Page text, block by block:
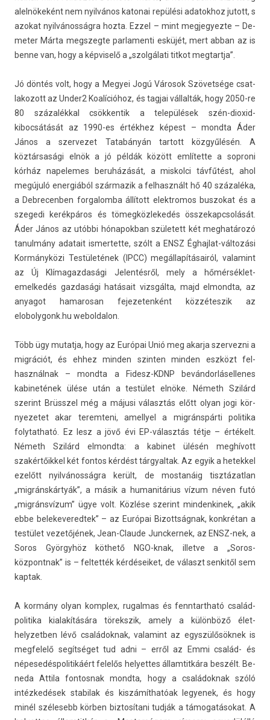
alelnökeként nem nyilvános katonai repülési adatok­hoz jutott, s
azokat nyilvánosságra hozta. Ezzel – mint meg­jegyez­te – De­
met­er Márta megszeg­te par­lamen­ti esküjét, mert abban az is
benne van, hogy a kép­viselő a „szolgálati tit­kot meg­tartja”.
Jó döntés volt, hogy a Megyei Jogú Városok Szövetsége csat­
lakozott az Un­der2 Koalícióhoz, és tag­jai vállalták, hogy 2050-re
80 százalékkal csök­kentik a települések szén-dioxid-
kibocsátását az 1990-es értékhez képest – mondta Áder
János a szer­vezet Tatabányán tar­tott közgyűlésén. A
köztársasági elnök a jó példák között említette a sop­roni
kórház napelemes beruházását, a mis­kol­ci távfűtést, ahol
megújuló en­er­giából szár­mazik a fel­használt hő 40 százaléka,
a De­brecenb­en for­galom­ba állított elektromos bus­zokat és a
szegedi kerékpáros és tömeg­közlekedés összekapcsolását.
Áder János az utóbbi hónapok­ban született két meg­határozó
tanul­mány adatait is­mertet­te, szólt a ENSZ Éghajlat-változási
Kormányközi Testületének (IPCC) megállapításairól, valamint
az Új Klímagaz­dasági Jelen­tésről, mely a hőmérséklet-
emelkedés gaz­dasági hatásait vizsgálta, majd el­mondta, az
an­yagot hamarosan fejezeten­ként köz­zétes­zik az
elobolygonk.hu webol­dalon.
Több ügy mutat­ja, hogy az Európai Unió meg akar­ja szer­vezni a
migrációt, és ehhez mind­en szint­en mind­en eszközt fel­
használ­nak – mondta a Fidesz-KDNP be­ván­dorlásel­lenes
kabinetének ülése után a testület elnöke. Németh Szilárd
szerint Brüsszel még a májusi választás előtt olyan jogi kör­
nyezetet akar terem­teni, amel­lyel a migránspárti politika
folytat­ható. Ez lesz a jövő évi EP-választás tétje – értékelt.
Németh Szilárd el­mondta: a kabinet ülésén meghívott
szakértőikkel két fon­tos kérdést tár­gyal­tak. Az egyik a hetek­kel
ezelőtt nyilvánosságra került, de mos­tanáig tisztázat­lan
„migránskártyák”, a másik a humanitárius vízum néven futó
„migránsvízum” ügye volt. Közlése szerint min­denkinek, „akik
ebbe be­lekevered­tek” – az Európai Bi­zottság­nak, konkrétan a
testület vezetőjének, Jean-Claude Juncker­nek, az ENSZ-nek, a
Soros Györgyhöz köthető NGO-knak, il­let­ve a „Soros-
központnak” is – fel­tették kér­déseiket, de választ sen­kitől sem
kap­tak.
A kormány olyan komplex, rugal­mas és fenntartható család­
politika kialakítására törekszik, amely a különböző élet­
helyzetb­en lévő családok­nak, valamint az egyszülősöknek is
meg­felelő segítséget tud adni – erről az Emmi család- és
népesedés­politikáért felelős helyet­tes állam­titkára beszélt. Be­
neda At­tila fon­tosnak mondta, hogy a családok­nak szóló
intézkedések stabilak és kiszámíthatóak legyenek, és hogy
minél szélesebb körben bi­ztosítani tudják a támogatásokat. A